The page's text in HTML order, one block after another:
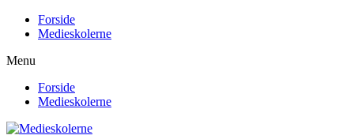
Forside
Medieskolerne
Menu
Forside
Medieskolerne